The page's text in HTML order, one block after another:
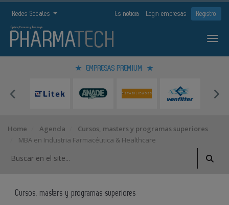
Redes Sociales Es noticia Login empresas Registro
EMPRESAS PREMIUM
Home Agenda
Cursos, masters y programas superiores
MBA en Industria Farmacéutica & Healthcare
Cursos, masters y programas superiores